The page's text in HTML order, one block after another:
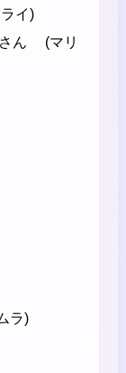
イ)
さん (マリ
ラ)